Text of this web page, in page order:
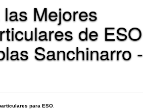
Mejores
de ESO
Sanchinarro -
para ESO